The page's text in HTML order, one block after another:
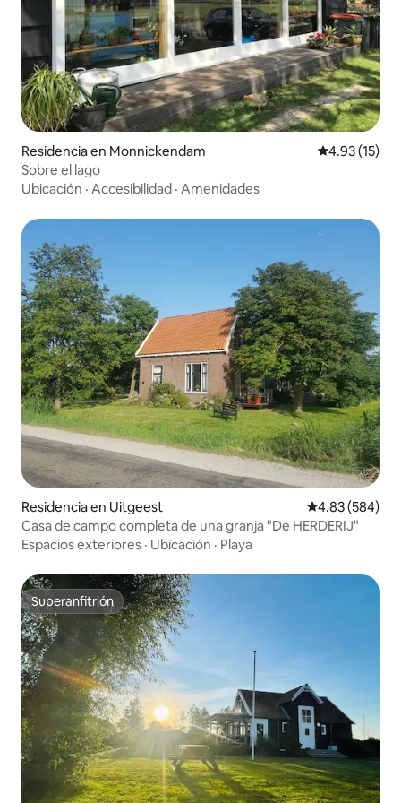
Residencia en Monnickendam Calificación
4.93 (15)
Sobre el lago
Ubicación · Accesibilidad · Amenidades
Residencia en Uitgeest Calificación
4.83 (584)
Casa de campo completa de una granja "De HERDERIJ"
Espacios exteriores · Ubicación · Playa
Superanfitrión
Superanfitrión